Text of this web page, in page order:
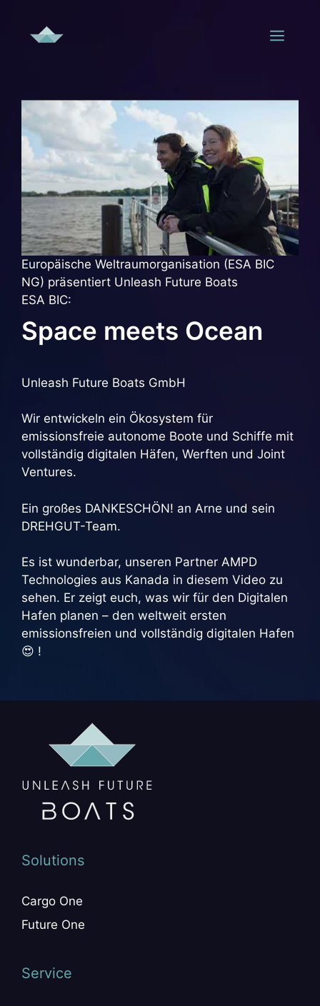
springen
ESA BIC:
Space meets Ocean
Unleash Future Boats GmbH
Wir entwickeln ein Ökosystem für
emissionsfreie autonome Boote und Schiffe mit
vollständig digitalen Häfen, Werften und Joint
Ventures.
Ein großes DANKESCHÖN! an Arne und sein
DREHGUT-Team.
Es ist wunderbar, unseren Partner AMPD
Technologies aus Kanada in diesem Video zu
sehen. Er zeigt euch, was wir für den Digitalen
Hafen planen – den weltweit ersten
emissionsfreien und vollständig digitalen Hafen
😍 !
Europäische Weltraumorganisation (ESA BIC
NG) präsentiert Unleash Future Boats
Solutions
Cargo One
Future One
Service